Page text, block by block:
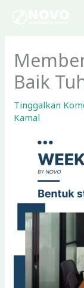
Baik
Tinggalkan
Kamal